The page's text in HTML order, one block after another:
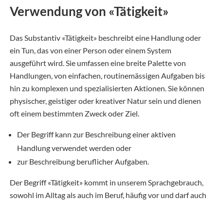
Verwendung von «Tätigkeit»
Das Substantiv «Tätigkeit» beschreibt eine Handlung oder
ein Tun, das von einer Person oder einem System
ausgeführt wird. Sie umfassen eine breite Palette von
Handlungen, von einfachen, routinemässigen Aufgaben bis
hin zu komplexen und spezialisierten Aktionen. Sie können
physischer, geistiger oder kreativer Natur sein und dienen
oft einem bestimmten Zweck oder Ziel.
Der Begriff kann zur Beschreibung einer aktiven
Handlung verwendet werden oder
zur Beschreibung beruflicher Aufgaben.
Der Begriff «Tätigkeit» kommt in unserem Sprachgebrauch,
sowohl im Alltag als auch im Beruf, häufig vor und darf auch